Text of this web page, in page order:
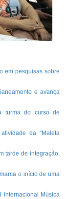
em pesquisas sobre
e avança
turma do curso de
da “Maleta
tarde de integração,
o início de uma
Internacional Música